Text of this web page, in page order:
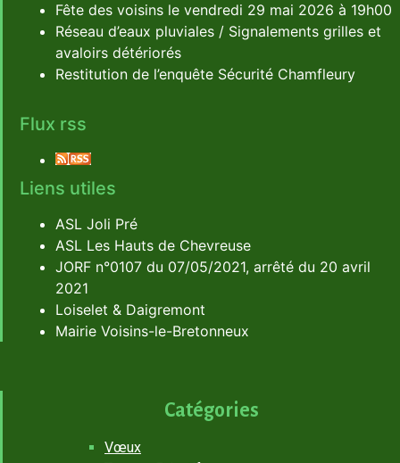
Fête des voisins le vendredi 29 mai 2026 à 19h00
Réseau d’eaux pluviales / Signalements grilles et
avaloirs détériorés
Restitution de l’enquête Sécurité Chamfleury
Flux rss
Liens utiles
ASL Joli Pré
ASL Les Hauts de Chevreuse
JORF n°0107 du 07/05/2021, arrêté du 20 avril
2021
Loiselet & Daigremont
Mairie Voisins-le-Bretonneux
Catégories
Vœux